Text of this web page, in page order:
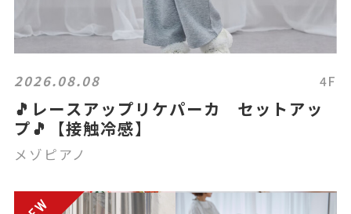
2026.08.08 4F
🎵レースアップリケパーカ セットアッ
プ🎵【接触冷感】
メゾピアノ